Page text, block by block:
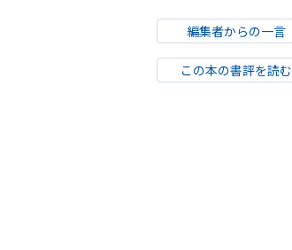
編集者からの一言
この本の書評を読む